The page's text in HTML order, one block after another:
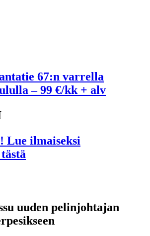
67:n varrella
– 99 €/kk + alv
Lue ilmaiseksi
uuden pelinjohtajan